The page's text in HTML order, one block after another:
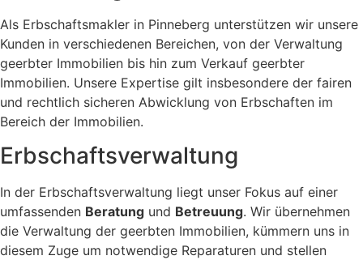
Als Erbschaftsmakler in Pinneberg unterstützen wir unsere
Kunden in verschiedenen Bereichen, von der Verwaltung
geerbter Immobilien bis hin zum Verkauf geerbter
Immobilien. Unsere Expertise gilt insbesondere der fairen
und rechtlich sicheren Abwicklung von Erbschaften im
Bereich der Immobilien.
Erbschaftsverwaltung
In der Erbschaftsverwaltung liegt unser Fokus auf einer
umfassenden Beratung und Betreuung. Wir übernehmen
die Verwaltung der geerbten Immobilien, kümmern uns in
diesem Zuge um notwendige Reparaturen und stellen